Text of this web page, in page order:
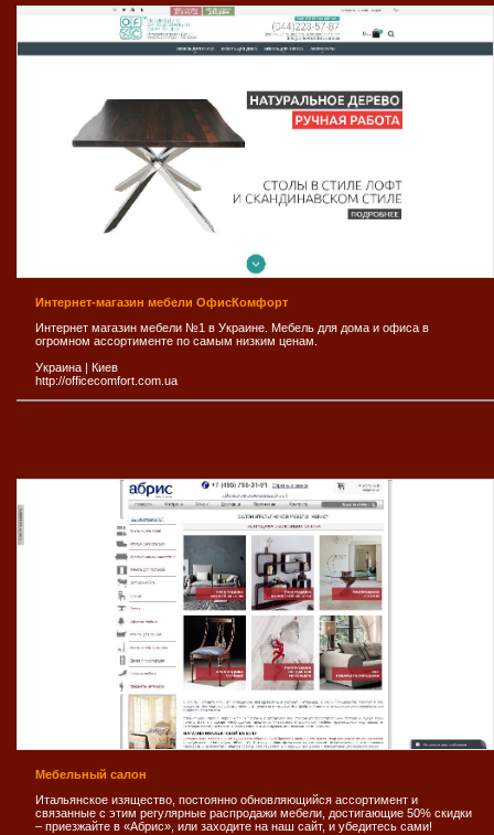
Интернет-магазин мебели ОфисКомфорт
Интернет магазин мебели №1 в Украине. Мебель для дома и офиса в
огромном ассортименте по самым низким ценам.
Украина | Киев
http://officecomfort.com.ua
Мебельный салон
Итальянское изящество, постоянно обновляющийся ассортимент и
связанные с этим регулярные распродажи мебели, достигающие 50% скидки
– приезжайте в «Абрис», или заходите на наш сайт, и убедитесь сами!